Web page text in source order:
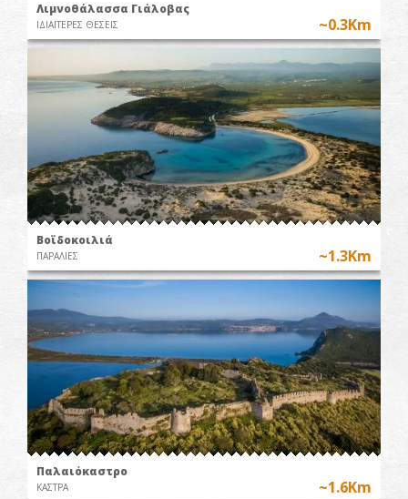
Λιμνοθάλασσα Γιάλοβας
ΙΔΙΑΙΤΕΡΕΣ ΘΕΣΕΙΣ ~0.3Km
Βοϊδοκοιλιά
ΠΑΡΑΛΙΕΣ ~1.3Km
Παλαιόκαστρο
ΚΑΣΤΡΑ ~1.6Km